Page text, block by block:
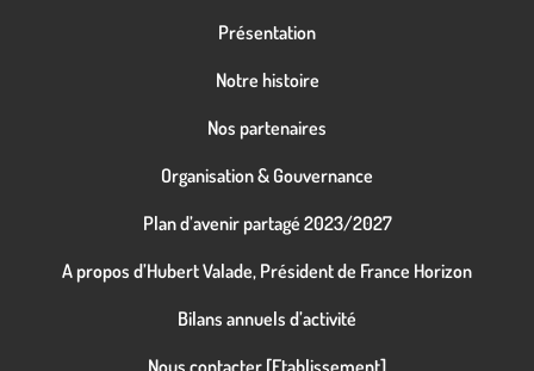
Présentation
Notre histoire
Nos partenaires
Organisation & Gouvernance
Plan d’avenir partagé 2023/2027
A propos d’Hubert Valade, Président de France Horizon
Bilans annuels d’activité
Nous contacter [Etablissement]